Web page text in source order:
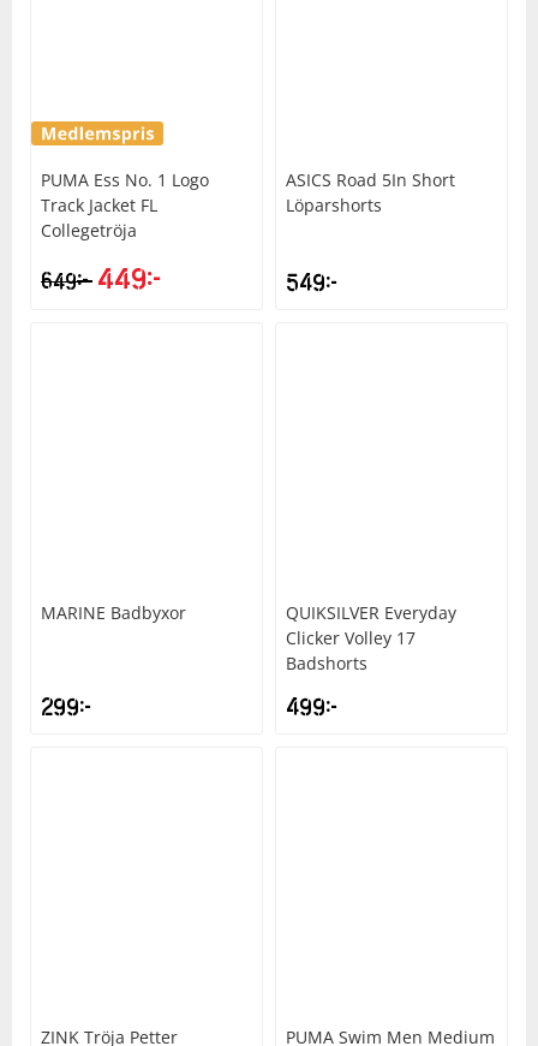
PUMA Ess No. 1 Logo
Track Jacket FL
Collegetröja
649kr 449kr
ASICS Road 5In Short
Löparshorts
549kr
MARINE Badbyxor
299kr
QUIKSILVER Everyday
Clicker Volley 17
Badshorts
499kr
ZINK Tröja Petter PUMA Swim Men Medium